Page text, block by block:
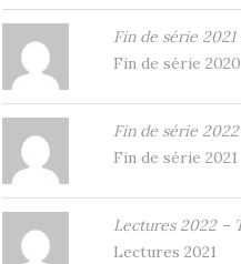
Fin de série
Fin de série 2020
Fin de série
Fin de série 2021
Lectures 2022 –
Lectures 2021